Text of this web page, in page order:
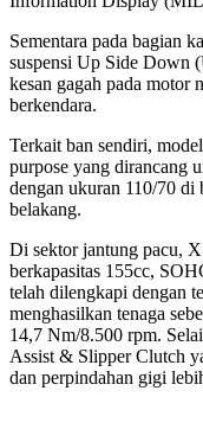
Sementara pada bagian
suspensi Up Side Down
kesan gagah pada motor
berkendara.
Terkait ban sendiri,
purpose yang dirancang
dengan ukuran 110/70 di
belakang.
Di sektor jantung pacu,
berkapasitas 155cc,
telah dilengkapi dengan
menghasilkan tenaga
14,7 Nm/8.500 rpm.
Assist & Slipper Clutch
dan perpindahan gigi